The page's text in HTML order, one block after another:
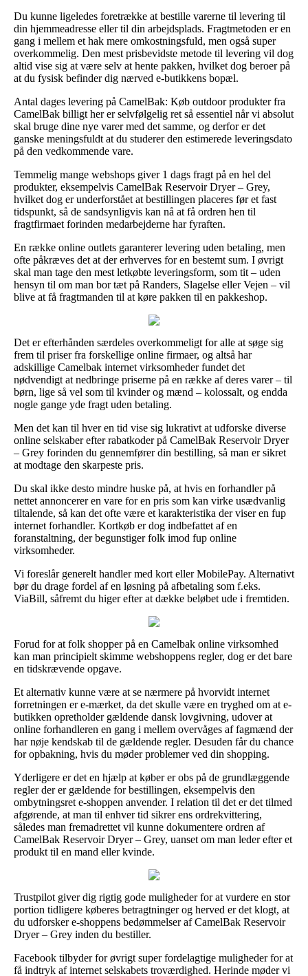
Du kunne ligeledes foretrække at bestille varerne til levering til
din hjemmeadresse eller til din arbejdsplads. Fragtmetoden er en
gang i mellem et hak mere omkostningsfuld, men også super
overkommelig. Den mest prisbevidste metode til levering vil dog
altid vise sig at være selv at hente pakken, hvilket dog beroer på
at du fysisk befinder dig nærved e-butikkens bopæl.
Antal dages levering på CamelBak: Køb outdoor produkter fra
CamelBak billigt her er selvfølgelig ret så essentiel når vi absolut
skal bruge dine nye varer med det samme, og derfor er det
ganske meningsfuldt at du studerer den estimerede leveringsdato
på den vedkommende vare.
Temmelig mange webshops giver 1 dags fragt på en hel del
produkter, eksempelvis CamelBak Reservoir Dryer – Grey,
hvilket dog er underforstået at bestillingen placeres før et fast
tidspunkt, så de sandsynligvis kan nå at få ordren hen til
fragtfirmaet forinden medarbejderne har fyraften.
En række online outlets garanterer levering uden betaling, men
ofte påkræves det at der erhverves for en bestemt sum. I øvrigt
skal man tage den mest letkøbte leveringsform, som tit – uden
hensyn til om man bor tæt på Randers, Slagelse eller Vejen – vil
blive at få fragtmanden til at køre pakken til en pakkeshop.
Det er efterhånden særdeles overkommeligt for alle at søge sig
frem til priser fra forskellige online firmaer, og altså har
adskillige Camelbak internet virksomheder fundet det
nødvendigt at nedbringe priserne på en række af deres varer – til
børn, lige så vel som til kvinder og mænd – kolossalt, og endda
nogle gange yde fragt uden betaling.
Men det kan til hver en tid vise sig lukrativt at udforske diverse
online selskaber efter rabatkoder på CamelBak Reservoir Dryer
– Grey forinden du gennemfører din bestilling, så man er sikret
at modtage den skarpeste pris.
Du skal ikke desto mindre huske på, at hvis en forhandler på
nettet annoncerer en vare for en pris som kan virke usædvanlig
tiltalende, så kan det ofte være et karakteristika der viser en fup
internet forhandler. Kortkøb er dog indbefattet af en
foranstaltning, der begunstiger folk imod fup online
virksomheder.
Vi foreslår generelt handler med kort eller MobilePay. Alternativt
bør du drage fordel af en løsning på afbetaling som f.eks.
ViaBill, såfremt du higer efter at dække beløbet ude i fremtiden.
Forud for at folk shopper på en Camelbak online virksomhed
kan man principielt skimme webshoppens regler, dog er det bare
en tidskrævende opgave.
Et alternativ kunne være at se nærmere på hvorvidt internet
forretningen er e-mærket, da det skulle være en tryghed om at e-
butikken opretholder gældende dansk lovgivning, udover at
online forhandleren en gang i mellem overvåges af fagmænd der
har nøje kendskab til de gældende regler. Desuden får du chance
for opbakning, hvis du møder problemer ved din shopping.
Yderligere er det en hjælp at køber er obs på de grundlæggende
regler der er gældende for bestillingen, eksempelvis den
ombytningsret e-shoppen anvender. I relation til det er det tilmed
afgørende, at man til enhver tid sikrer ens ordrekvittering,
således man fremadrettet vil kunne dokumentere ordren af
CamelBak Reservoir Dryer – Grey, uanset om man leder efter et
produkt til en mand eller kvinde.
Trustpilot giver dig rigtig gode muligheder for at vurdere en stor
portion tidligere køberes betragtninger og herved er det klogt, at
du udforsker e-shoppens bedømmelser af CamelBak Reservoir
Dryer – Grey inden du bestiller.
Facebook tilbyder for øvrigt super fordelagtige muligheder for at
få indtryk af internet selskabets troværdighed. Herinde møder vi